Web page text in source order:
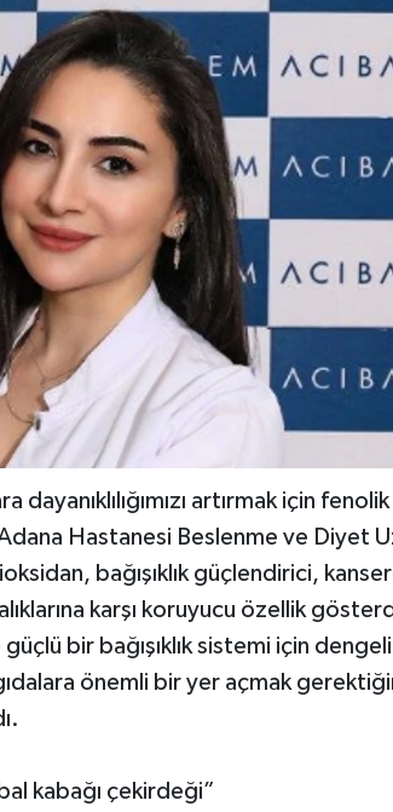
artırmak için fenolik
Hastanesi Beslenme ve Diyet
bağışıklık güçlendirici,
karşı koruyucu özellik
bir bağışıklık sistemi için
önemli bir yer açmak
kabağı çekirdeği”